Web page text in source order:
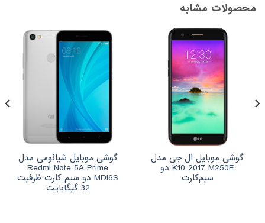
محصولات مشابه
گوشی موبایل ال جی مدل
K10 2017 M250E دو
سیم‌کارت
گوشی موبایل شیائومی مدل
Redmi Note 5A Prime
MDI6S دو سیم‌ کارت ظرفیت
32 گیگابایت